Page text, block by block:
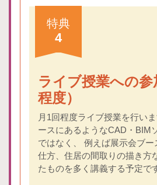
特典
4
ライブ授業への参
程度）
月1回程度ライブ授業を行い
ースにあるようなCAD・BIM
ではなく、 例えば展示会ブ
仕方、住居の間取りの描き方
たものを多く講義する予定で